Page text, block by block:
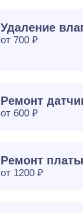
Удаление
от 700 ₽
Ремонт
от 600 ₽
Ремонт
от 1200 ₽